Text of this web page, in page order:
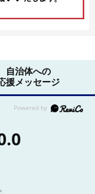
自治体への
援メッセージ